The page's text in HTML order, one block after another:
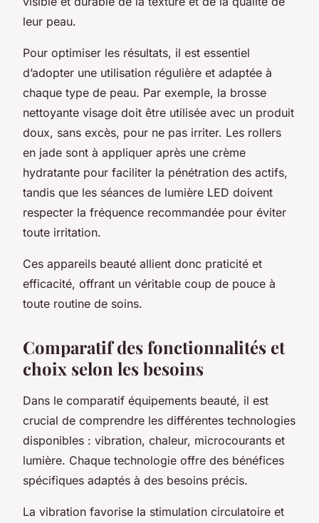
leur peau.
Pour optimiser les résultats, il est essentiel
d’adopter une utilisation régulière et adaptée à
chaque type de peau. Par exemple, la brosse
nettoyante visage doit être utilisée avec un produit
doux, sans excès, pour ne pas irriter. Les rollers
en jade sont à appliquer après une crème
hydratante pour faciliter la pénétration des actifs,
tandis que les séances de lumière LED doivent
respecter la fréquence recommandée pour éviter
toute irritation.
Ces appareils beauté allient donc praticité et
efficacité, offrant un véritable coup de pouce à
toute routine de soins.
Comparatif des fonctionnalités et
choix selon les besoins
Dans le comparatif équipements beauté, il est
crucial de comprendre les différentes technologies
disponibles : vibration, chaleur, microcourants et
lumière. Chaque technologie offre des bénéfices
spécifiques adaptés à des besoins précis.
La vibration favorise la stimulation circulatoire et